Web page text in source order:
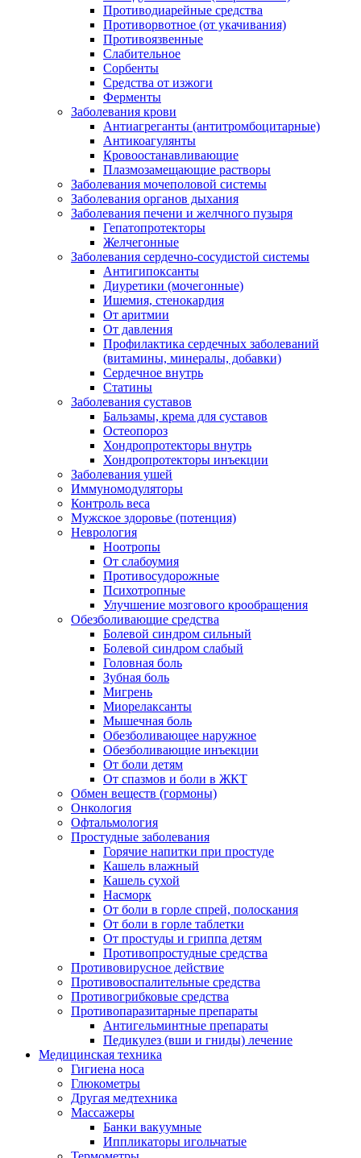
Противодиарейные средства
Противорвотное (от укачивания)
Противоязвенные
Слабительное
Сорбенты
Средства от изжоги
Ферменты
Заболевания крови
Антиагреганты (антитромбоцитарные)
Антикоагулянты
Кровоостанавливающие
Плазмозамещающие растворы
Заболевания мочеполовой системы
Заболевания органов дыхания
Заболевания печени и желчного пузыря
Гепатопротекторы
Желчегонные
Заболевания сердечно-сосудистой системы
Антигипоксанты
Диуретики (мочегонные)
Ишемия, стенокардия
От аритмии
От давления
Профилактика сердечных заболеваний
(витамины, минералы, добавки)
Сердечное внутрь
Статины
Заболевания суставов
Бальзамы, крема для суставов
Остеопороз
Хондропротекторы внутрь
Хондропротекторы инъекции
Заболевания ушей
Иммуномодуляторы
Контроль веса
Мужское здоровье (потенция)
Неврология
Ноотропы
От слабоумия
Противосудорожные
Психотропные
Улучшение мозгового крообращения
Обезболивающие средства
Болевой синдром сильный
Болевой синдром слабый
Головная боль
Зубная боль
Мигрень
Миорелаксанты
Мышечная боль
Обезболивающее наружное
Обезболивающие инъекции
От боли детям
От спазмов и боли в ЖКТ
Обмен веществ (гормоны)
Онкология
Офтальмология
Простудные заболевания
Горячие напитки при простуде
Кашель влажный
Кашель сухой
Насморк
От боли в горле спрей, полоскания
От боли в горле таблетки
От простуды и гриппа детям
Противопростудные средства
Противовирусное действие
Противовоспалительные средства
Противогрибковые средства
Противопаразитарные препараты
Антигельминтные препараты
Педикулез (вши и гниды) лечение
Медицинская техника
Гигиена носа
Глюкометры
Другая медтехника
Массажеры
Банки вакуумные
Иппликаторы игольчатые